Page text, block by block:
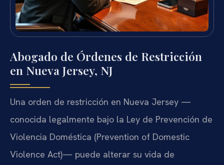
Abogado de Órdenes de Restricción
en Nueva Jersey, NJ
Una orden de restricción en Nueva Jersey —
conocida legalmente bajo la Ley de Prevención de
Violencia Doméstica (Prevention of Domestic
Violence Act)— puede alterar su vida de